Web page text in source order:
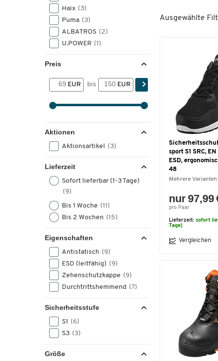
Haix (3)
Puma (3)
ALBATROS (2)
U.POWER (1)
Preis
EUR bis EUR
Aktionen
Aktionsartikel (3)
Lieferzeit
Sofort lieferbar (1-3 Tage)
(9)
Bis 1 Woche (11)
Bis 2 Wochen (15)
Eigenschaften
Antistatisch (9)
ESD (leitfähig) (9)
Zehenschutzkappe (9)
Durchtrittshemmend (7)
Sicherheitsstufe
S1 (6)
S3 (3)
Größe
Ausgewählte
sport S1 SRC,
ESD,
48
Mehrere
nur 97,99
pro Paar
Lieferzeit: sofort
Tage)
Vergleichen